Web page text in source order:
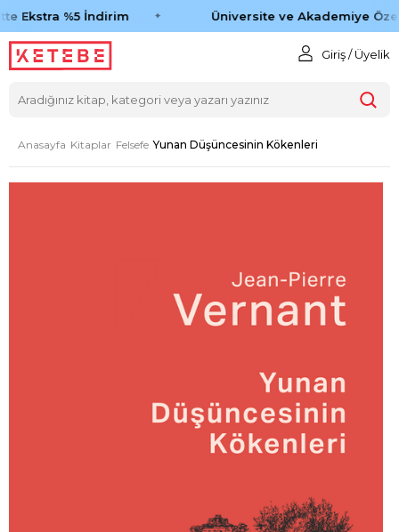
Ekstra %5 İndirim Üniversite ve Akademiye
Giriş / Üyelik
Anasayfa Kitaplar Felsefe Yunan Düşüncesinin Kökenleri